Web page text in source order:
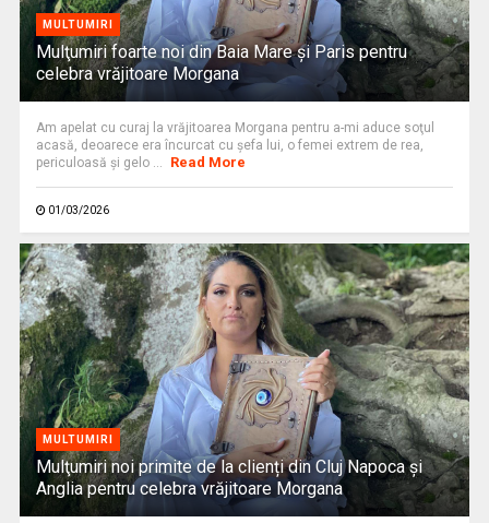
MULTUMIRI
Mulţumiri foarte noi din Baia Mare și Paris pentru
celebra vrăjitoare Morgana
Am apelat cu curaj la vrăjitoarea Morgana pentru a-mi aduce soţul
acasă, deoarece era încurcat cu şefa lui, o femei extrem de rea,
periculoasă şi gelo ...
Read More
01/03/2026
MULTUMIRI
Mulţumiri noi primite de la clienți din Cluj Napoca și
Anglia pentru celebra vrăjitoare Morgana